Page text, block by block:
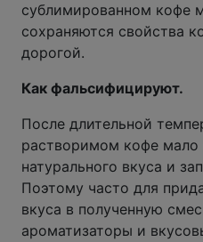
сублимированном кофе
сохраняются свойства
дорогой.
Как фальсифицируют.
После длительной
растворимом кофе мало
натурального вкуса и
Поэтому часто для
вкуса в полученную
ароматизаторы и